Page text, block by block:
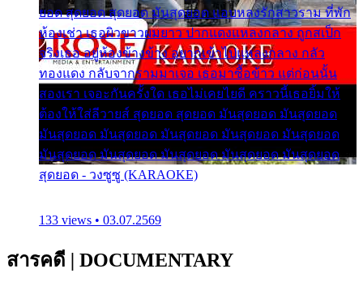
ยอด สุดยอด สุดยอด มันสุดยอด แอบหลงรักสาวราม ที่พัก
ห้องเช่า เธอผิวขาวผมยาว ปากแดงแหลงกลาง ถูกสเป็ก
จริงเธอ อยู่ห้องข้างข้าง อยากเข้าไปแหลงกลาง กลัว
ทองแดง กลับจากรามมาเจอ เธอมาซื้อข้าว แต่ก่อนนั้น
สองเรา เจอะกันครั้งใด เธอไม่เคยไยดี คราวนี้เธอยิ้มให้
ต้องให้ใส่ลีวายส์ สุดยอด สุดยอด มันสุดยอด มันสุดยอด
มันสุดยอด มันสุดยอด มันสุดยอด มันสุดยอด มันสุดยอด
มันสุดยอด มันสุดยอด มันสุดยอด มันสุดยอด มันสุดยอด
สุดยอด - วงซูซู (KARAOKE)
133 views • 03.07.2569
สารคดี | DOCUMENTARY